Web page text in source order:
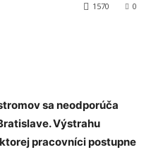
0
1570
sa neodporúča
Výstrahu
pracovníci postupne